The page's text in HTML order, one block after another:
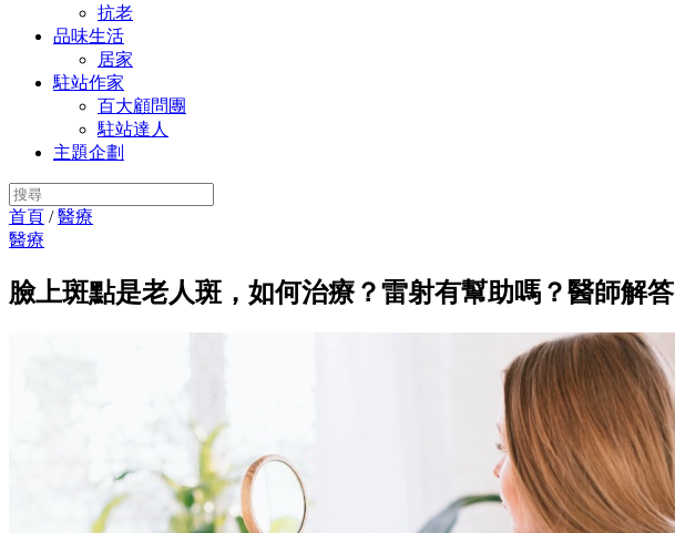
抗老
品味生活
居家
駐站作家
百大顧問團
駐站達人
主題企劃
首頁 /醫療
醫療
臉上斑點是老人斑，如何治療？雷射有幫助嗎？醫師解答